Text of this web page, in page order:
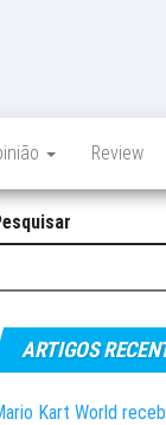
Review
ARTIGOS
Kart World